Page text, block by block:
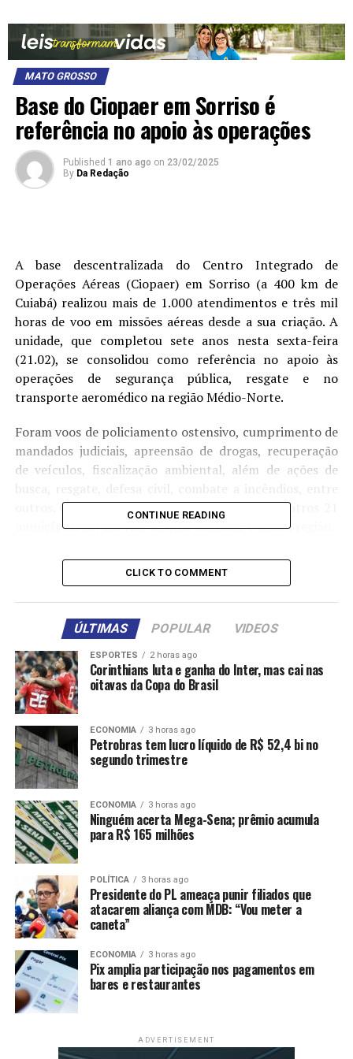
MATO GROSSO
Base do Ciopaer em Sorriso é
referência no apoio às operações
Published 1 ano ago on 23/02/2025
By Da Redação
A base descentralizada do Centro Integrado de
Operações Aéreas (Ciopaer) em Sorriso (a 400 km de
Cuiabá) realizou mais de 1.000 atendimentos e três mil
horas de voo em missões aéreas desde a sua criação. A
unidade, que completou sete anos nesta sexta-feira
(21.02), se consolidou como referência no apoio às
operações de segurança pública, resgate e no
transporte aeromédico na região Médio-Norte.
Foram voos de policiamento ostensivo, cumprimento de
mandados judiciais, apreensão de drogas, recuperação
de veículos, fiscalização ambiental, além de ações de
outros. O Ciopaer de Sorriso atende também outros 21
municípios em seu raio de ação imediata e toda a região.
A base descentralizada conta com 20 profissionais,
entre policiais militares e civis e bombeiros militares.
Esses servidores atuam como pilotos, tripulantes ou
plantonistas, sendo empregados de forma ininterrupta
para garantir a segurança e o atendimento à população.
A base conta com um helicóptero AS50, conhecido
popularmente como “Esquilo”, e um avião de combate
aos incêndios, o AT-802F Air Tractor. Essas aeronaves
prestam apoio às operações da Polícia Militar, Polícia
Civil e Corpo de Bombeiros Militar, auxiliando no
cumprimento de suas atribuições legais.
Além disso, também prestam suporte direto às ações
das Forças Armadas, Polícia Federal, Polícia Rodoviária
Federal, Serviço de Atendimento Móvel de Urgência
(Samu), Secretaria de Estado de Meio Ambiente (Sema) e
Grupo Especial de Fronteira (Gefron).
A base do Ciopaer em Sorriso também desenvolve um
trabalho de aproximação com a comunidade,
especialmente com crianças e jovens. A unidade recebe
alunos da rede pública e particular de ensino, além de
participantes de projetos sociais da região, promovendo
uma interação educativa e aproximando a sociedade das
CONTINUE READING
CLICK TO COMMENT
ÚLTIMAS POPULAR VIDEOS
ESPORTES 2 horas ago
Corinthians luta e ganha do Inter, mas cai nas
oitavas da Copa do Brasil
ECONOMIA 3 horas ago
Petrobras tem lucro líquido de R$ 52,4 bi no
segundo trimestre
ECONOMIA 3 horas ago
Ninguém acerta Mega-Sena; prêmio acumula
para R$ 165 milhões
POLÍTICA 3 horas ago
Presidente do PL ameaça punir filiados que
atacarem aliança com MDB: “Vou meter a
caneta”
ECONOMIA 3 horas ago
Pix amplia participação nos pagamentos em
bares e restaurantes
ADVERTISEMENT